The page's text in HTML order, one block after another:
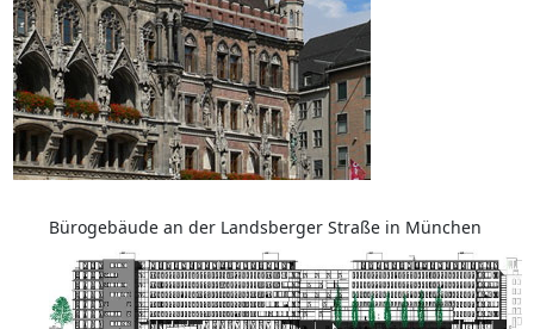
Bürogebäude an der Landsberger Straße in München